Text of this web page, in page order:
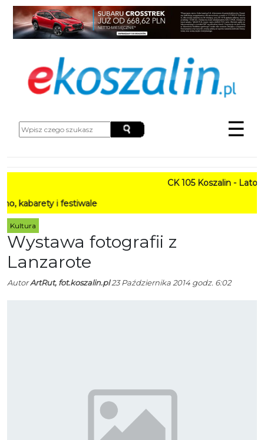
☰
CK 105 Koszalin - Lato w Mieście
i festiwale
Kultura
Wystawa fotografii z
Lanzarote
AutorArtRut, fot.koszalin.pl23 Października 2014 godz. 6:02